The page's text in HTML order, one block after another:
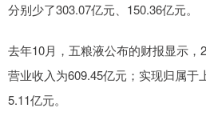
分别少了303.07亿元、150.36亿元。
去年10月，五粮液公布的财报显示
营业收入为609.45亿元；实现归属于
5.11亿元。